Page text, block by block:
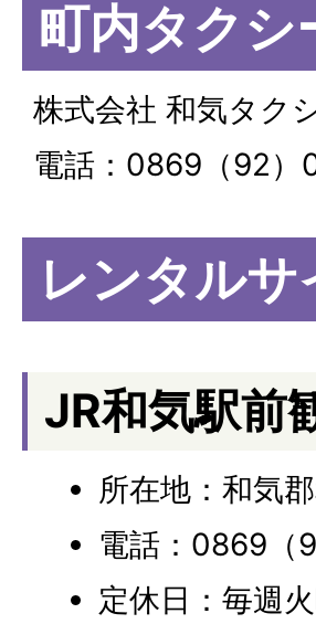
町内タクシ
株式会社 和気タク
電話：0869（92）
レンタル
JR和気駅前
所在地：和気
電話：0869（
定休日：毎週